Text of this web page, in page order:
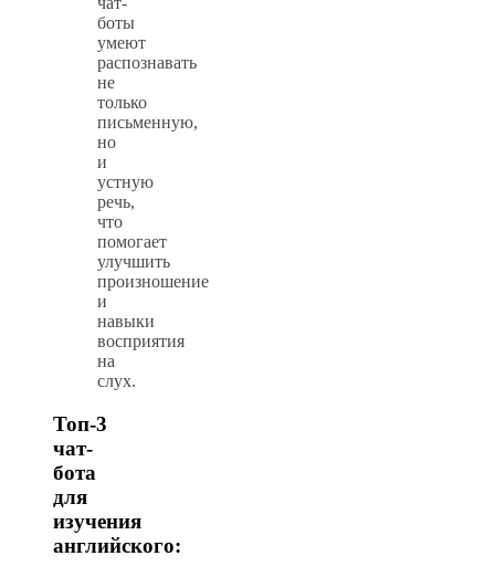
боты
умеют
распознавать
не
только
письменную,
но
и
устную
речь,
что
помогает
улучшить
произношение
и
навыки
восприятия
на
слух.
Топ-3
чат-
бота
для
изучения
английского: